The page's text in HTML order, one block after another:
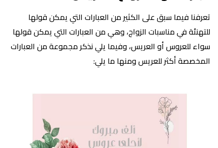
تعرفنا فيما سبق على الكثير من العبارات التي يمكن قولها
للتهنئة في مناسبات الزواج، وهي من العبارات التي يمكن قولها
سواء للعروس أو العريس، وفيما يلي نذكر مجموعة من العبارات
المخصصة أكثر للعريس ومنها ما يلي: